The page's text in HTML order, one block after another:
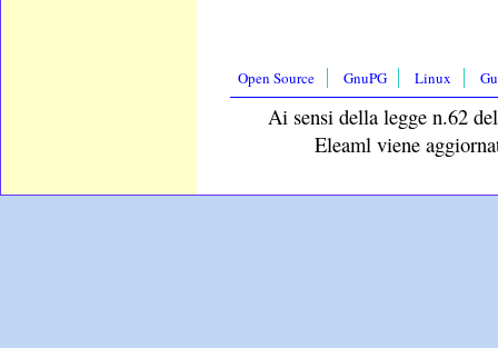
Open Source GnuPG Linux
Ai sensi della legge n.62
Eleaml viene